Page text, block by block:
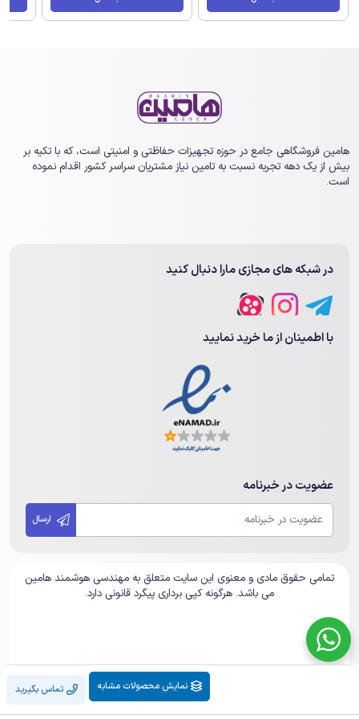
هامین فروشگاهی جامع در حوزه تجهیزات حفاظتی و امنیتی است، که با تکیه بر
بیش از یک ‏دهه تجربه نسبت به تامین نیاز مشتریان سراسر کشور اقدام نموده
است.
در شبکه های مجازی مارا دنبال کنید
با اطمینان از ما خرید نمایید
عضویت در خبرنامه
تمامی حقوق مادی و معنوی این سایت متعلق به مهندسی هوشمند هامین
می باشد. هرگونه کپی برداری پیگرد قانونی دارد.
تماس بگیرید نمایش محصولات مشابه